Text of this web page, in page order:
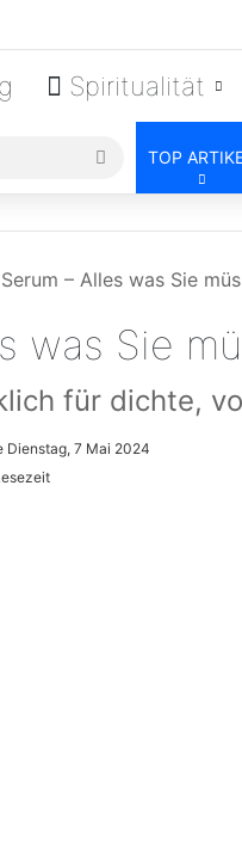
Spiritualität
Suchen
nach
TOP
– Alles was Sie
was Sie
für dichte,
Dienstag, 7 Mai 2024